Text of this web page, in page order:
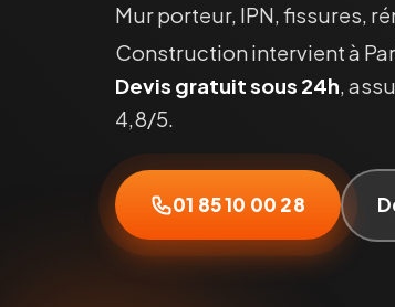
Mur porteur, IPN, fissures,
Construction intervient à
Devis gratuit sous 24h,
4,8/5.
01 85 10 00 28